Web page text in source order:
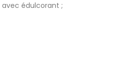
édulcorant ;